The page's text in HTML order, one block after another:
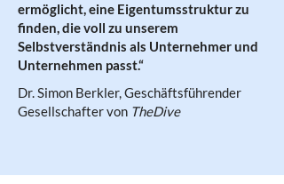
ermöglicht, eine Eigentumsstruktur zu
finden, die voll zu unserem
Selbstverständnis als Unternehmer und
Unternehmen passt.“
Dr. Simon Berkler, Geschäftsführender
Gesellschafter von TheDive